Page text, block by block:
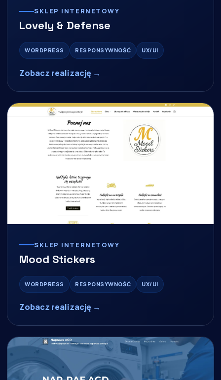
SKLEP INTERNETOWY
Lovely & Defense
WORDPRESS RESPONSYWNOŚĆ UX/UI
Zobacz realizację →
SKLEP INTERNETOWY
Mood Stickers
WORDPRESS RESPONSYWNOŚĆ UX/UI
Zobacz realizację →